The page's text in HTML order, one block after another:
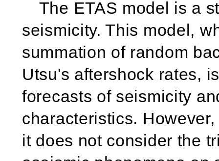
The ETAS model is a
seismicity. This model,
summation of random
Utsu's aftershock rates,
forecasts of seismicity
characteristics.
it does not consider the